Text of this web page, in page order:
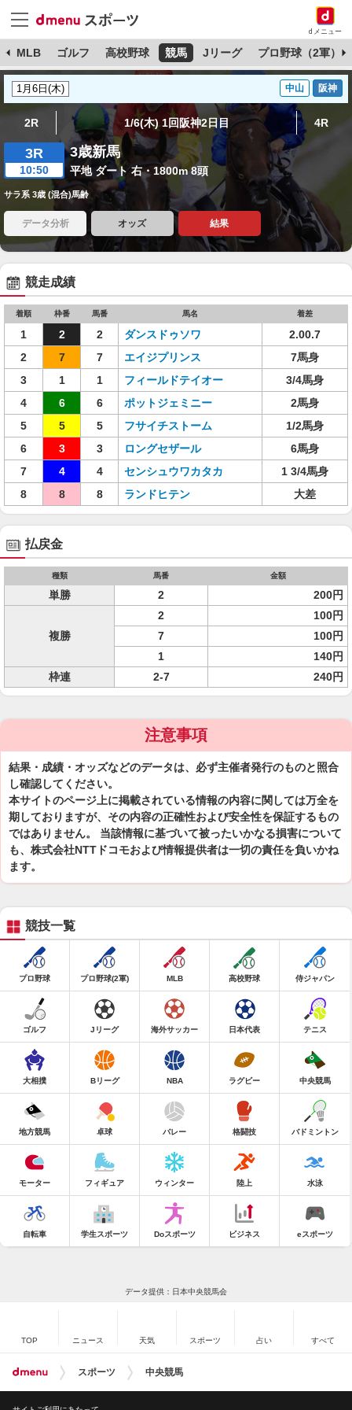
dメニュー
MLB ゴルフ 高校野球 競馬 Jリーグ プロ野球（2軍）
中山 阪神
2R 1/6(木) 1回阪神2日目 4R
3R
10:50
3歳新馬
平地 ダート 右・1800m 8頭
サラ系 3歳 (混合)馬齢
データ分析 オッズ 結果
競走成績
着順 枠番 馬番 馬名 着差
1 2 2 ダンスドゥソワ
2.00.7
2
7 7 エイジプリンス
7馬身
3
1 1 フィールドテイオー
3/4馬身
4
6 6 ポットジェミニー
2馬身
5
5 5 フサイチストーム
1/2馬身
6
3 3 ロングセザール
6馬身
7
4 4 センシュウワカタカ
1 3/4馬身
8
8 8 ランドヒテン 大差
払戻金
種類 馬番 金額
単勝 2 200円
複勝
2
100円
7
100円
1
140円
枠連
2-7 240円
注意事項
結果・成績・オッズなどのデータは、必ず主催者発行のものと照合
し確認してください。
本サイトのページ上に掲載されている情報の内容に関しては万全を
期しておりますが、その内容の正確性および安全性を保証するもの
ではありません。 当該情報に基づいて被ったいかなる損害について
も、株式会社NTTドコモおよび情報提供者は一切の責任を負いかね
ます。
競技一覧
プロ野球 プロ野球(2軍) MLB 高校野球 侍ジャパン
ゴルフ Jリーグ 海外サッカー 日本代表 テニス
大相撲 Bリーグ NBA ラグビー 中央競馬
地方競馬 卓球 バレー 格闘技 バドミントン
モーター フィギュア ウィンター 陸上 水泳
自転車 学生スポーツ Doスポーツ ビジネス eスポーツ
データ提供：日本中央競馬会
TOP ニュース 天気 スポーツ 占い すべて
スポーツ 中央競馬